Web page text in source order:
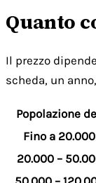
Quanto
Il prezzo
scheda, un
Popolazione
Fino a
20.000 –